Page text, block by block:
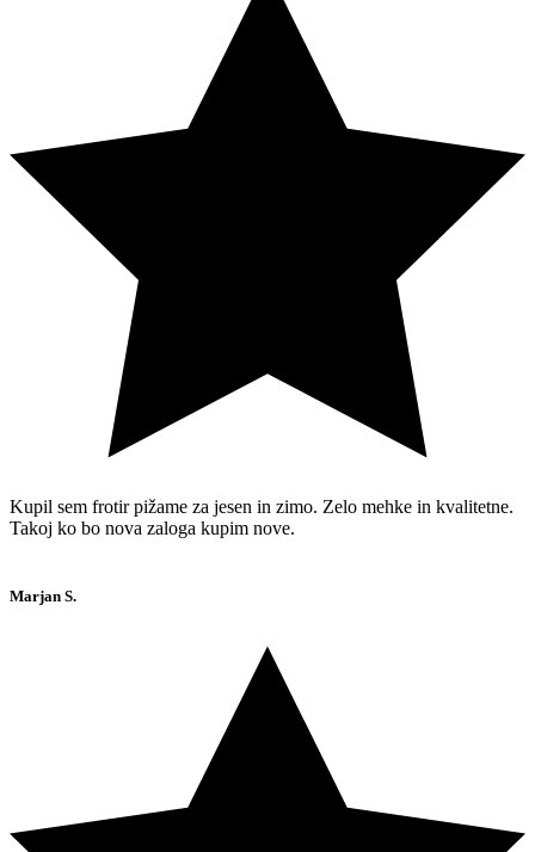
Kupil sem frotir pižame za jesen in zimo. Zelo mehke in kvalitetne.
Takoj ko bo nova zaloga kupim nove.
Marjan S.